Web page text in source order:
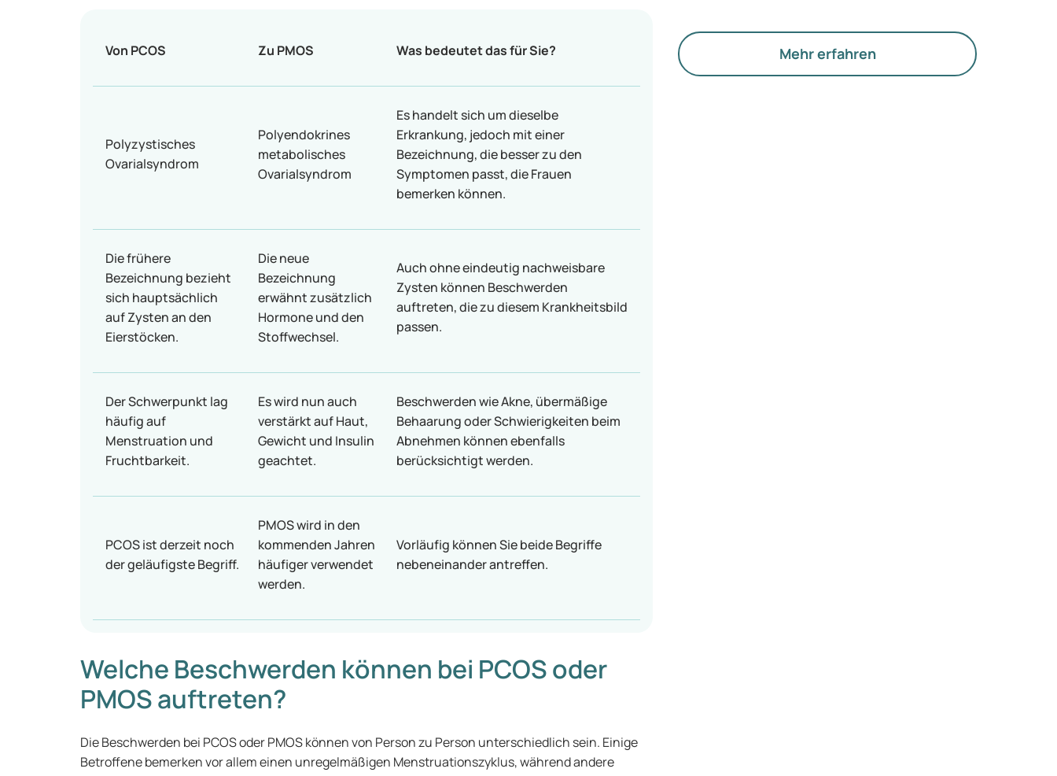
Von PCOS Zu PMOS Was bedeutet das für Sie?
Polyzystisches
Ovarialsyndrom
Polyendokrines
metabolisches
Ovarialsyndrom
Es handelt sich um dieselbe
Erkrankung, jedoch mit einer
Bezeichnung, die besser zu den
Symptomen passt, die Frauen
bemerken können.
Die frühere
Bezeichnung bezieht
sich hauptsächlich
auf Zysten an den
Eierstöcken.
Die neue
Bezeichnung
erwähnt zusätzlich
Hormone und den
Stoffwechsel.
Auch ohne eindeutig nachweisbare
Zysten können Beschwerden
auftreten, die zu diesem Krankheitsbild
passen.
Der Schwerpunkt lag
häufig auf
Menstruation und
Fruchtbarkeit.
Es wird nun auch
verstärkt auf Haut,
Gewicht und Insulin
geachtet.
Beschwerden wie Akne, übermäßige
Behaarung oder Schwierigkeiten beim
Abnehmen können ebenfalls
berücksichtigt werden.
PCOS ist derzeit noch
der geläufigste Begriff.
PMOS wird in den
kommenden Jahren
häufiger verwendet
werden.
Vorläufig können Sie beide Begriffe
nebeneinander antreffen.
Welche Beschwerden können bei PCOS oder
PMOS auftreten?
Die Beschwerden bei PCOS oder PMOS können von Person zu Person unterschiedlich sein. Einige
Betroffene bemerken vor allem einen unregelmäßigen Menstruationszyklus, während andere
selbstbewusster fühlen. Gleichzeitig möchten
sie wissen, ob Medikamente sicher, geeignet
und bezahlbar sind.
Mehr erfahren